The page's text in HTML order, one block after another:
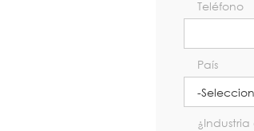
Teléfono
País